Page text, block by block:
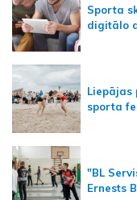
Sporta
digitālo
Liepājas
sporta
"BL
Ernests